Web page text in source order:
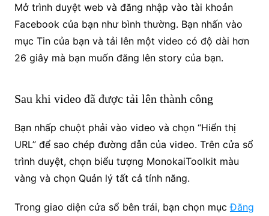
Mở trình duyệt web và đăng nhập vào tài khoản
Facebook của bạn như bình thường. Bạn nhấn vào
mục Tin của bạn và tải lên một video có độ dài hơn
26 giây mà bạn muốn đăng lên story của bạn.
Sau khi video đã được tải lên thành công
Bạn nhấp chuột phải vào video và chọn “Hiển thị
URL” để sao chép đường dẫn của video. Trên cửa sổ
trình duyệt, chọn biểu tượng MonokaiToolkit màu
vàng và chọn Quản lý tất cả tính năng.
Trong giao diện cửa sổ bên trái, bạn chọn mụcĐăng